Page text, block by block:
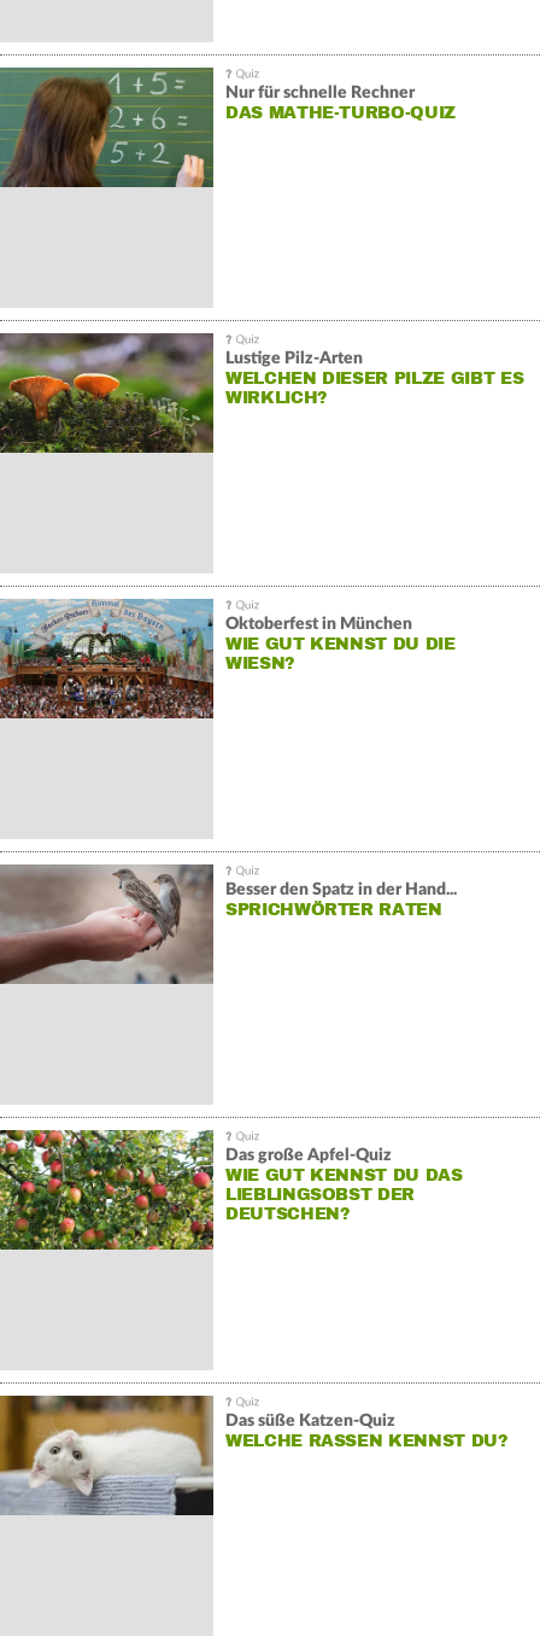
Nur für schnelle Rechner
DAS MATHE-TURBO-QUIZ
Lustige Pilz-Arten
WELCHEN DIESER PILZE GIBT ES
WIRKLICH?
Oktoberfest in München
WIE GUT KENNST DU DIE
WIESN?
Besser den Spatz in der Hand...
SPRICHWÖRTER RATEN
Das große Apfel-Quiz
WIE GUT KENNST DU DAS
LIEBLINGSOBST DER
DEUTSCHEN?
Das süße Katzen-Quiz
WELCHE RASSEN KENNST DU?